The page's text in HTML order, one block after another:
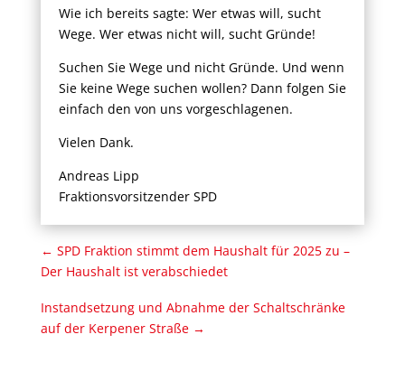
Wie ich bereits sagte: Wer etwas will, sucht
Wege. Wer etwas nicht will, sucht Gründe!
Suchen Sie Wege und nicht Gründe. Und wenn
Sie keine Wege suchen wollen? Dann folgen Sie
einfach den von uns vorgeschlagenen.
Vielen Dank.
Andreas Lipp
Fraktionsvorsitzender SPD
← SPD Fraktion stimmt dem Haushalt für 2025 zu –
Der Haushalt ist verabschiedet
Instandsetzung und Abnahme der Schaltschränke
auf der Kerpener Straße→